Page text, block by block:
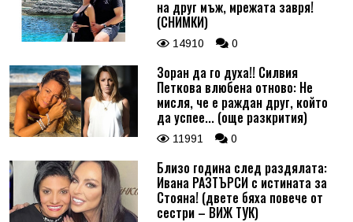
на друг мъж, мрежата завря!
(СНИМКИ)
14910 0
Зоран да го духа!! Силвия
Петкова влюбена отново: Не
мисля, че е раждан друг, който
да успее... (още разкрития)
11991 0
Близо година след раздялата:
Ивана РАЗТЪРСИ с истината за
Стояна! (двете бяха повече от
сестри – ВИЖ ТУК)